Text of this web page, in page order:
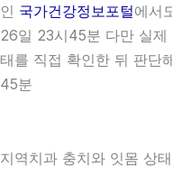
인 국가건강정보포털에서
26일 23시45분 다만 실
태를 직접 확인한 뒤 판단
45분
지역치과 충치와 잇몸 상